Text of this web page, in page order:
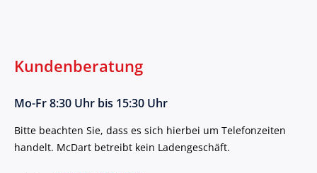
Kundenberatung
Mo-Fr 8:30 Uhr bis 15:30 Uhr
Bitte beachten Sie, dass es sich hierbei um Telefonzeiten
handelt. McDart betreibt kein Ladengeschäft.